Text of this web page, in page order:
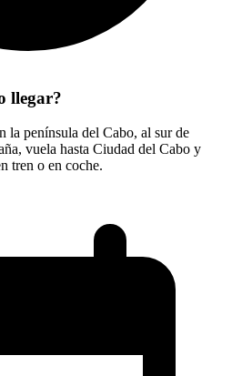
llegar?
la península del Cabo, al sur de
vuela hasta Ciudad del Cabo y
tren o en coche.